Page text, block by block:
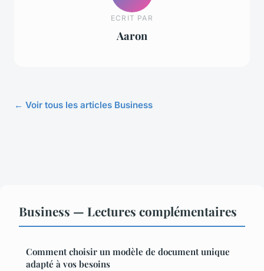
ECRIT PAR
Aaron
← Voir tous les articles Business
Business — Lectures complémentaires
Comment choisir un modèle de document unique
adapté à vos besoins